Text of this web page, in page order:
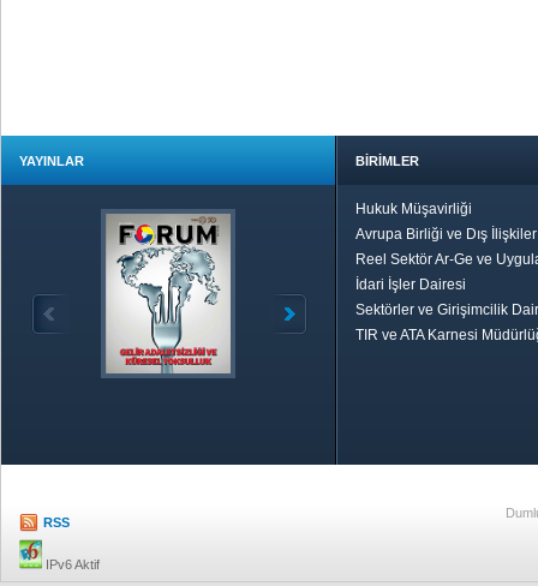
YAYINLAR BİRİMLER
Hukuk Müşavirliği
Avrupa Birliği ve Dış
Reel Sektör Ar-Ge ve
İdari İşler Dairesi
Sektörler ve Girişimcilik
TIR ve ATA Karnesi
RSS
IPv6 Aktif